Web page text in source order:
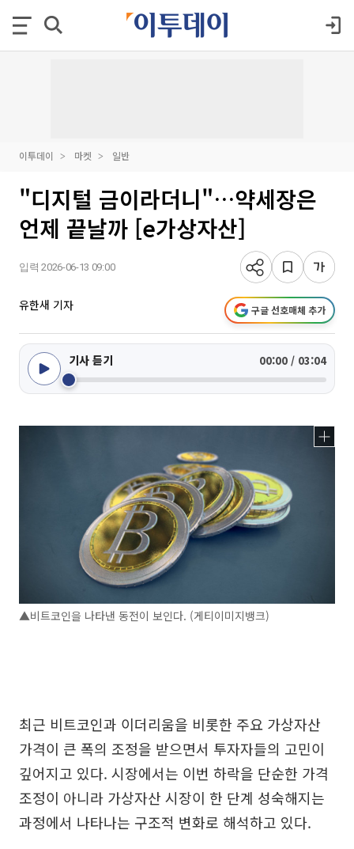
이투데이 마켓 일반
"디지털 금이라더니"…약세장은
언제 끝날까 [e가상자산]
입력 2026-06-13 09:00
유한새 기자 구글 선호매체 추가
기사 듣기 00:00 / 03:04
▲비트코인을 나타낸 동전이 보인다. (게티이미지뱅크)
최근 비트코인과 이더리움을 비롯한 주요 가상자산
가격이 큰 폭의 조정을 받으면서 투자자들의 고민이
깊어지고 있다. 시장에서는 이번 하락을 단순한 가격
조정이 아니라 가상자산 시장이 한 단계 성숙해지는
과정에서 나타나는 구조적 변화로 해석하고 있다.